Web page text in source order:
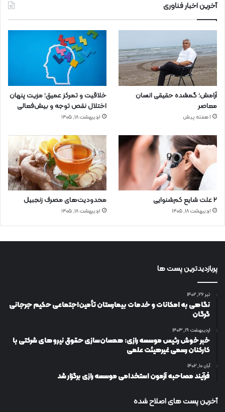
آخرین اخبار فناوری
آرامش؛ گمشده حقیقی انسان
معاصر
1 هفته پیش
خلاقیت و تمرکز عمیق؛ مزیت پنهان
اختلال نقص توجه و بیش‌فعالی
اردیبهشت ۱۸, ۱۴۰۵
۲ علت شایع‌ کم‌شنوایی
اردیبهشت ۱۸, ۱۴۰۵
محدودیت‌های مصرف زنجبیل
اردیبهشت ۱۸, ۱۴۰۵
پربازدیدترین پست ها
تیر ۲۶, ۱۴۰۲
نگاهی به امکانات و خدمات بیمارستان تأمین‌اجتماعی حکیم جرجانی
گرگان
اردیبهشت ۱۹, ۱۴۰۳
خبر خوش رئیس موسسه رازی: همسان‌سازی حقوق نیروهای شرکتی با
کارکنان رسمی غیرهیئت علمی
آبان ۱۰, ۱۴۰۲
فرآیند مصاحبه آزمون استخدامی موسسه رازی برگزار شد
آخرین پست های اصلاح شده